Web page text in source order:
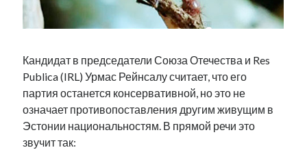
Фотографии
Экономика
Юмор
Метки
radio narva
Кандидат в председатели Союза Отечества и Res
Publica (IRL) Урмас Рейнсалу считает, что его
партия останется консервативной, но это не
означает противопоставления другим живущим в
Эстонии национальностям. В прямой речи это
звучит так: